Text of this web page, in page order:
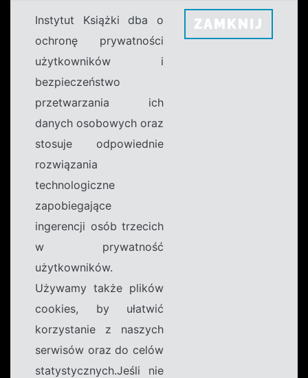
Instytut Książki dba o
ochronę prywatności
użytkowników i
bezpieczeństwo
przetwarzania ich
danych osobowych oraz
stosuje odpowiednie
rozwiązania
technologiczne
zapobiegające
ingerencji osób trzecich
w prywatność
użytkowników.
Używamy także plików
cookies, by ułatwić
korzystanie z naszych
serwisów oraz do celów
statystycznych.Jeśli nie
ZAMKNIJ